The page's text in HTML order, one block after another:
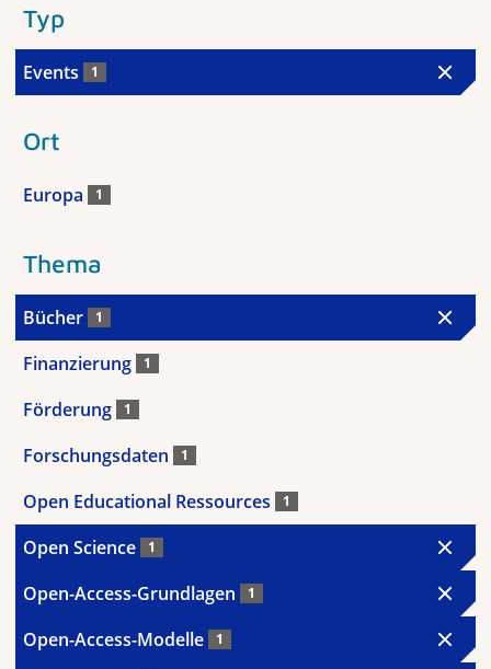
Typ
Events 1
Ort
Europa 1
Thema
Bücher 1
Finanzierung 1
Förderung 1
Forschungsdaten 1
Open Educational Ressources 1
Open Science 1
Open-Access-Grundlagen 1
Open-Access-Modelle 1